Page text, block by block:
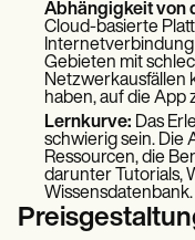
Abhängigkeit von
Cloud-basierte
Internetverbindung
Gebieten mit
Netzwerkausfällen
haben, auf die App
Lernkurve: Das
schwierig sein. Die
Ressourcen, die
darunter Tutorials,
Wissensdatenbank.